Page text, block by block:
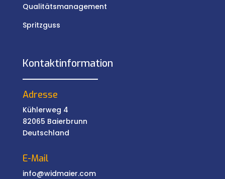
Qualitätsmanagement
Spritzguss
Kontaktinformation
Adresse
Kühlerweg 4
82065 Baierbrunn
Deutschland
E-Mail
info@widmaier.com